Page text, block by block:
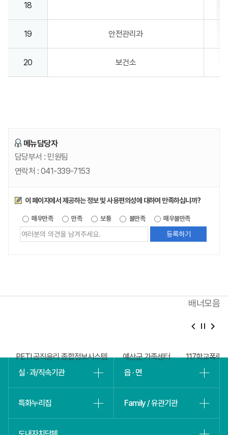
18
19 안전관리과
20 보건소
메뉴담당자
담당부서 : 민원팀
연락처 : 041-339-7153
만족도조사
이 페이지에서 제공하는 정보 및 사용편의성에 대하여 만족하십니까?
매우만족 만족 보통 불만족 매우불만족
정보에
배너모음
PETI 공직윤리 종합정보시스템 예산군 가족센터
117학교폭력
실 · 과/직속기관
읍 · 면
특화누리집 Family / 유관기관